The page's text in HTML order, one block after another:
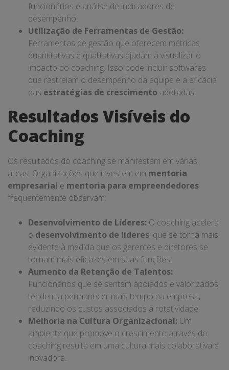
funcionários e análise de indicadores de
desempenho.
Utilização de Ferramentas de Gestão:
Ferramentas de gestão que oferecem métricas
quantitativas e qualitativas ajudam a visualizar o
impacto do coaching. Isso pode incluir softwares
que rastreiam o desempenho da equipe e a eficácia
das estratégias de crescimento adotadas.
Resultados Visíveis do
Coaching
Os resultados do coaching se manifestam em várias
áreas. Organizações que investem em mentoria
empresarial e mentoria para empreendedores
frequentemente observam:
Desenvolvimento de Líderes: O coaching acelera
o desenvolvimento de líderes, que se torna mais
evidente à medida que os gerentes e diretores se
tornam mais eficazes em suas funções.
Aumento da Retenção de Talentos:
Funcionários que se sentem apoiados e valorizados
tendem a permanecer mais tempo na empresa,
reduzindo os custos associados à rotatividade.
Melhoria na Cultura Organizacional: Um
ambiente que promove o crescimento através do
coaching resulta em uma cultura mais colaborativa e
inovadora.